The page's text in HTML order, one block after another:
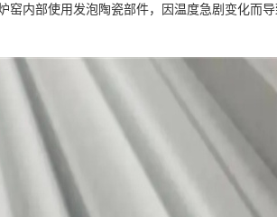
窑内部使用发泡陶瓷部件，因温度急剧变化而